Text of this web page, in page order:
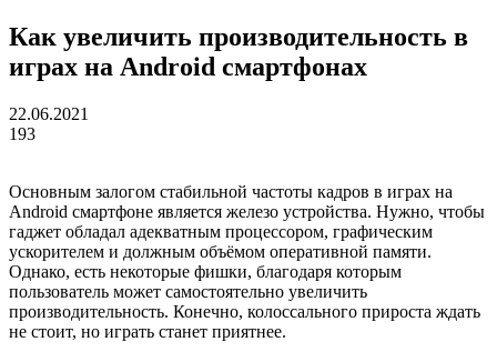
Как увеличить производительность в
играх на Android смартфонах
22.06.2021
193
Основным залогом стабильной частоты кадров в играх на
Android смартфоне является железо устройства. Нужно, чтобы
гаджет обладал адекватным процессором, графическим
ускорителем и должным объёмом оперативной памяти.
Однако, есть некоторые фишки, благодаря которым
пользователь может самостоятельно увеличить
производительность. Конечно, колоссального прироста ждать
не стоит, но играть станет приятнее.